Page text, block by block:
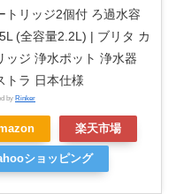
トリッジ2個付 ろ過水容
(全容量2.2L) | ブリタ カ
ッジ 浄水ポット 浄水器
トラ 日本仕様
by Rinker
楽天市場
ショッピング